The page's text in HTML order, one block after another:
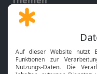
Gott und Bibel erklärt
Neuigkeiten